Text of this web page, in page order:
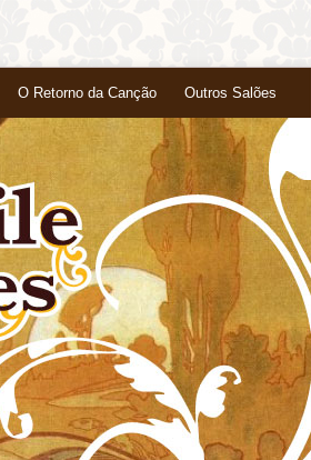
O Retorno da Canção Outros Salões